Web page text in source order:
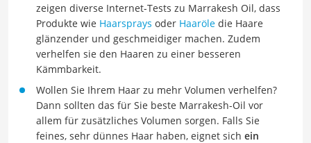
zeigen diverse Internet-Tests zu Marrakesh Oil, dass
Produkte wie Haarsprays oder Haaröle die Haare
glänzender und geschmeidiger machen. Zudem
verhelfen sie den Haaren zu einer besseren
Kämmbarkeit.
Wollen Sie Ihrem Haar zu mehr Volumen verhelfen?
Dann sollten das für Sie beste Marrakesh-Oil vor
allem für zusätzliches Volumen sorgen. Falls Sie
feines, sehr dünnes Haar haben, eignet sich ein